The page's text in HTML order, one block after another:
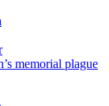
memorial plague